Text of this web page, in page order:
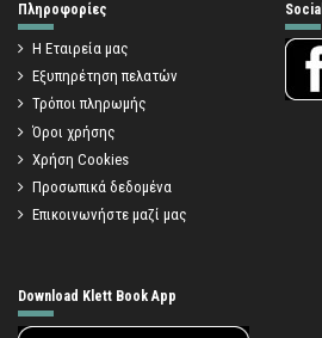
Πληροφορίες
Η Εταιρεία μας
Εξυπηρέτηση πελατών
Τρόποι πληρωμής
Όροι χρήσης
Χρήση Cookies
Προσωπικά δεδομένα
Επικοινωνήστε μαζί μας
Social
Download Klett Book App